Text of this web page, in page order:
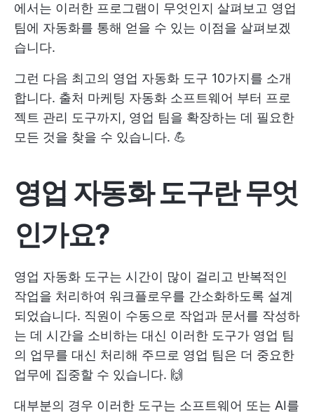
에서는 이러한 프로그램이 무엇인지 살펴보고 영업
팀에 자동화를 통해 얻을 수 있는 이점을 살펴보겠
습니다.
그런 다음 최고의 영업 자동화 도구 10가지를 소개
합니다. 출처 마케팅 자동화 소프트웨어 부터 프로
젝트 관리 도구까지, 영업 팀을 확장하는 데 필요한
모든 것을 찾을 수 있습니다. 💪
영업 자동화 도구란 무엇
인가요?
영업 자동화 도구는 시간이 많이 걸리고 반복적인
작업을 처리하여 워크플로우를 간소화하도록 설계
되었습니다. 직원이 수동으로 작업과 문서를 작성하
는 데 시간을 소비하는 대신 이러한 도구가 영업 팀
의 업무를 대신 처리해 주므로 영업 팀은 더 중요한
업무에 집중할 수 있습니다. 🙌
대부분의 경우 이러한 도구는 소프트웨어 또는 AI를